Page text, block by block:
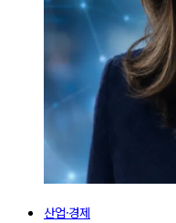
산업·경제